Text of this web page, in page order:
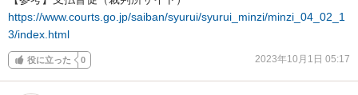
https://www.courts.go.jp/saiban/syurui/syurui_minzi/minzi_04_02_1
3/index.html
役に立った 0 2023年10月1日 05:17